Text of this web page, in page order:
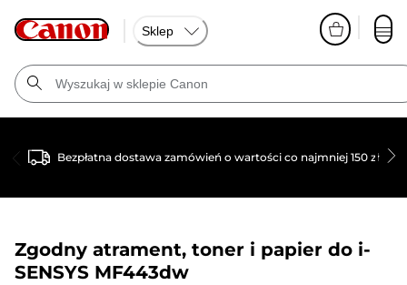
Sklep
Bezpłatna dostawa zamówień o wartości co najmniej 150 zł
Zgodny atrament, toner i papier do i-
SENSYS MF443dw